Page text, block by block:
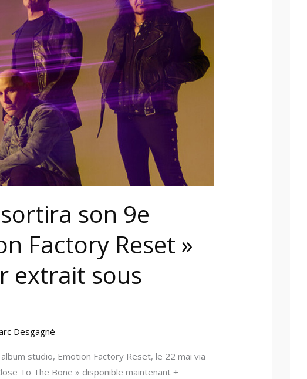
son 9e
Factory Reset »
extrait sous
Desgagné
studio, Emotion Factory Reset, le 22 mai via
To The Bone » disponible maintenant +